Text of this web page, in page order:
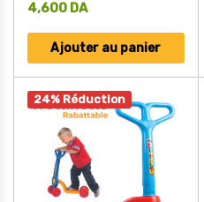
4,600 DA
Ajouter au panier
24% Réduction